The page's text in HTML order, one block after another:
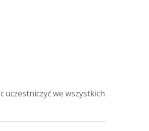
uczestniczyć we wszystkich